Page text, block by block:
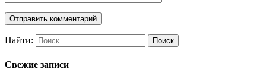
Найти:
Свежие записи